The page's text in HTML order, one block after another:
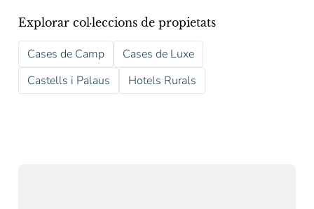
Explorar col·leccions de propietats
Cases de Camp
Cases de Luxe
Castells i Palaus
Hotels Rurals